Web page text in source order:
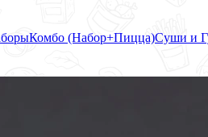
Комбо (Набор+Пицца)Суши и